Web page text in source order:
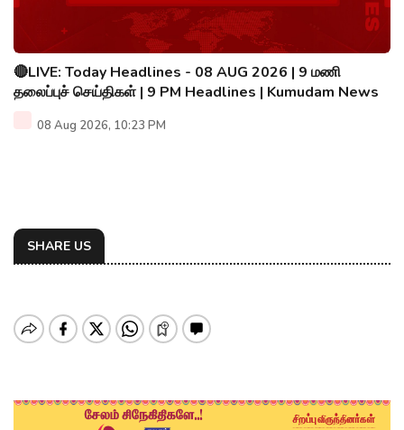
🔴LIVE: Today Headlines - 08 AUG 2026 | 9 மணி
தலைப்புச் செய்திகள் | 9 PM Headlines | Kumudam News
08 Aug 2026, 10:23 PM
SHARE US